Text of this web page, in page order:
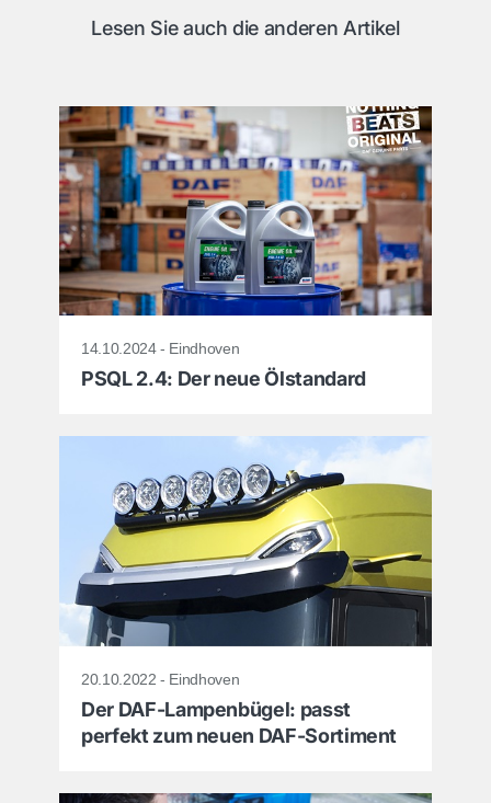
Lesen Sie auch die anderen Artikel
14.10.2024 - Eindhoven
PSQL 2.4: Der neue Ölstandard
20.10.2022 - Eindhoven
Der DAF-Lampenbügel: passt
perfekt zum neuen DAF-Sortiment